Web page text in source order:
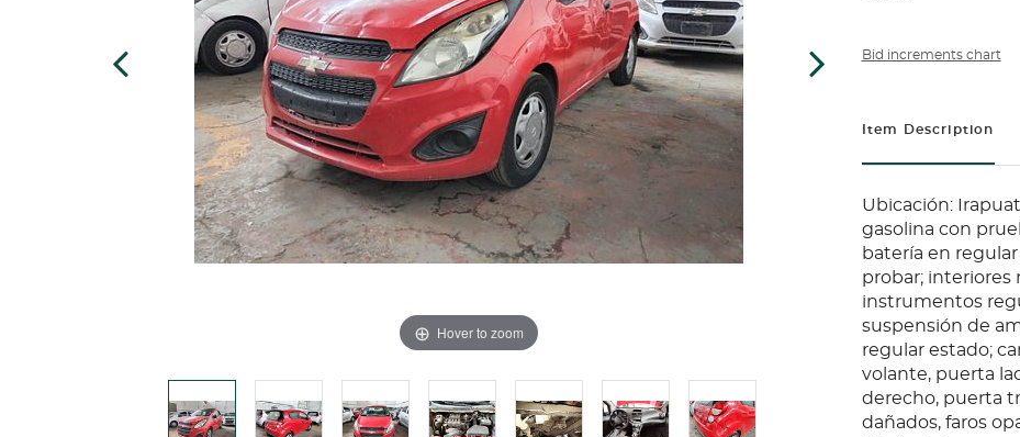
Hover to zoom
Bid increments chart
Item Description
Ubicación:
gasolina con
batería en
probar; interiores
instrumentos
suspensión de
regular estado;
volante, puerta
derecho, puerta
dañados, faros